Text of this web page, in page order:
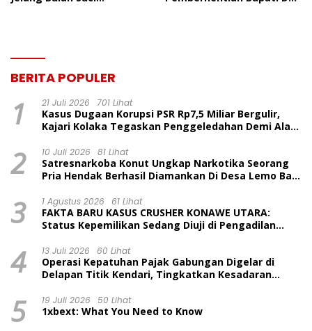
BERITA POPULER
1 21 Juli 2026 701 Lihat
Kasus Dugaan Korupsi PSR Rp7,5 Miliar Bergulir,
Kajari Kolaka Tegaskan Penggeledahan Demi Alat
2 10 Juli 2026 81 Lihat
Satresnarkoba Konut Ungkap Narkotika Seorang
Pria Hendak Berhasil Diamankan Di Desa Lemo Bajo
3 1 Agustus 2026 61 Lihat
FAKTA BARU KASUS CRUSHER KONAWE UTARA:
Status Kepemilikan Sedang Diuji di Pengadilan
Dinilai Prematur
4 13 Juli 2026 60 Lihat
Operasi Kepatuhan Pajak Gabungan Digelar di
Delapan Titik Kendari, Tingkatkan Kesadaran
5 19 Juli 2026 50 Lihat
1xbext: What You Need to Know